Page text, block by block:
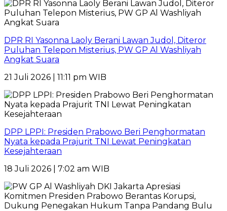
DPR RI Yasonna Laoly Berani Lawan Judol, Diteror
Puluhan Telepon Misterius, PW GP Al Washliyah
Angkat Suara
21 Juli 2026 | 11:11 pm WIB
DPP LPPI: Presiden Prabowo Beri Penghormatan
Nyata kepada Prajurit TNI Lewat Peningkatan
Kesejahteraan
18 Juli 2026 | 7:02 am WIB